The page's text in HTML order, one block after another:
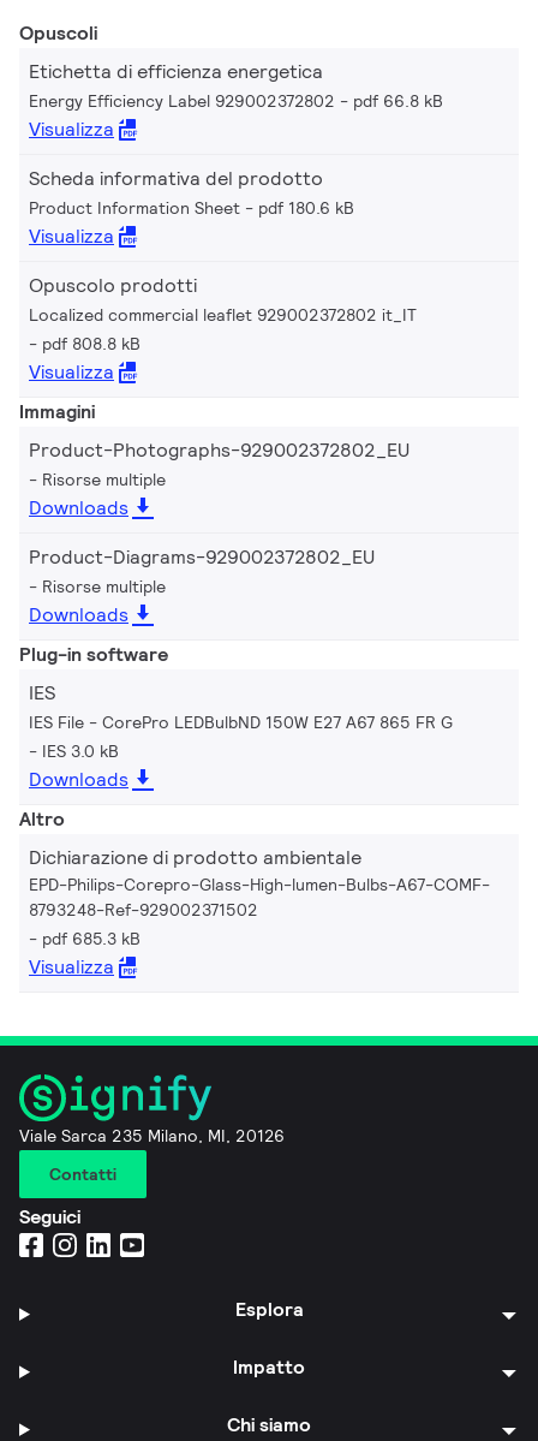
Opuscoli
Etichetta di efficienza energetica
Energy Efficiency Label 929002372802 pdf 66.8 kB
Visualizza
Scheda informativa del prodotto
Product Information Sheet pdf 180.6 kB
Visualizza
Opuscolo prodotti
Localized commercial leaflet 929002372802 it_IT
pdf 808.8 kB
Visualizza
Immagini
Product-Photographs-929002372802_EU
Risorse multiple
Downloads
Product-Diagrams-929002372802_EU
Risorse multiple
Downloads
Plug-in software
IES
IES File - CorePro LEDBulbND 150W E27 A67 865 FR G
IES 3.0 kB
Downloads
Altro
Dichiarazione di prodotto ambientale
EPD-Philips-Corepro-Glass-High-lumen-Bulbs-A67-COMF-
8793248-Ref-929002371502
pdf 685.3 kB
Visualizza
Viale Sarca 235 Milano, MI, 20126
Contatti
Seguici
Esplora
Impatto
Chi siamo